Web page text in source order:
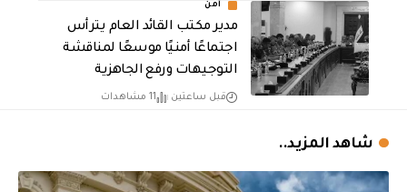
أمن
مدير مكتب القائد العام يترأس
اجتماعًا أمنيًا موسعًا لمناقشة
التوجيهات ورفع الجاهزية
قبل ساعتين 11 مشاهدات
شاهد المزيد..